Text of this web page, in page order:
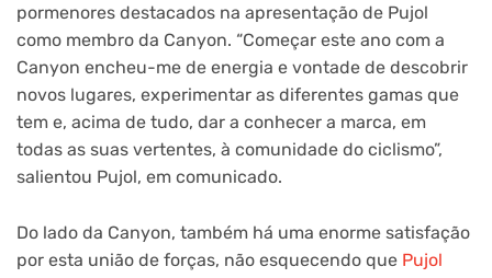
pormenores destacados na apresentação de Pujol
como membro da Canyon. “Começar este ano com a
Canyon encheu-me de energia e vontade de descobrir
novos lugares, experimentar as diferentes gamas que
tem e, acima de tudo, dar a conhecer a marca, em
todas as suas vertentes, à comunidade do ciclismo”,
salientou Pujol, em comunicado.
Do lado da Canyon, também há uma enorme satisfação
por esta união de forças, não esquecendo que Pujol